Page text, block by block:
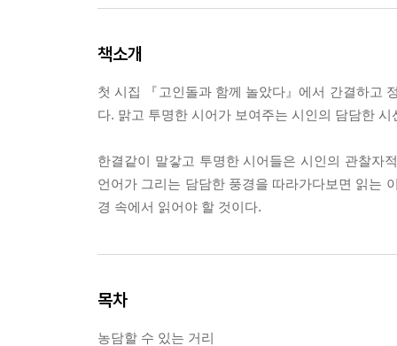
책소개
첫 시집 『고인돌과 함께 놀았다』에서 간결하고
다. 맑고 투명한 시어가 보여주는 시인의 담담한
한결같이 말갛고 투명한 시어들은 시인의 관찰자
언어가 그리는 담담한 풍경을 따라가다보면 읽는
경 속에서 읽어야 할 것이다.
목차
농담할 수 있는 거리